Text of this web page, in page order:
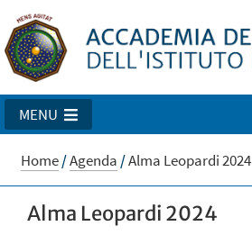
MENU
Home/Agenda /Alma Leopardi 2024
Alma Leopardi 2024